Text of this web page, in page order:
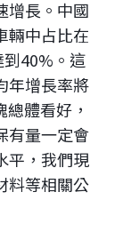
增長。中國
輛中占比在
40%。這
年增長率將
體看好，
量一定會
平，我們現
料等相關公